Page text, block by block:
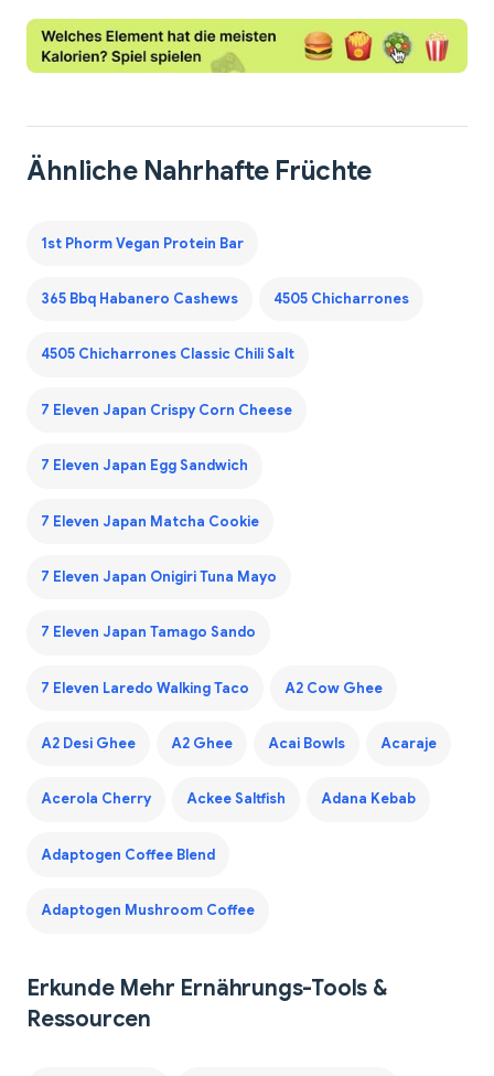
Ähnliche Nahrhafte Früchte
1st Phorm Vegan Protein Bar
365 Bbq Habanero Cashews 4505 Chicharrones
4505 Chicharrones Classic Chili Salt
7 Eleven Japan Crispy Corn Cheese
7 Eleven Japan Egg Sandwich
7 Eleven Japan Matcha Cookie
7 Eleven Japan Onigiri Tuna Mayo
7 Eleven Japan Tamago Sando
7 Eleven Laredo Walking Taco A2 Cow Ghee
A2 Desi Ghee A2 Ghee Acai Bowls Acaraje
Acerola Cherry Ackee Saltfish Adana Kebab
Adaptogen Coffee Blend
Adaptogen Mushroom Coffee
Erkunde Mehr Ernährungs-Tools &
Ressourcen